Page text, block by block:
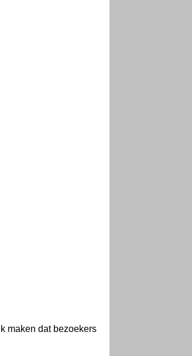
maken dat bezoekers